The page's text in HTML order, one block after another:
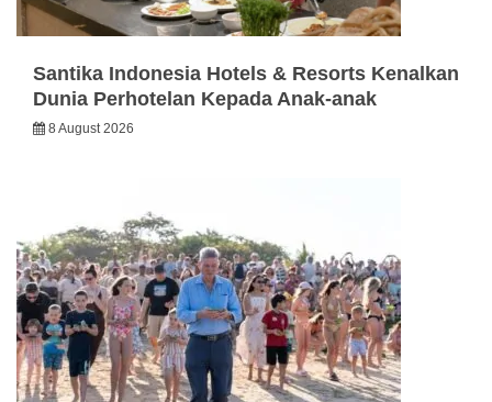
Santika Indonesia Hotels & Resorts Kenalkan
Dunia Perhotelan Kepada Anak-anak
8 August 2026